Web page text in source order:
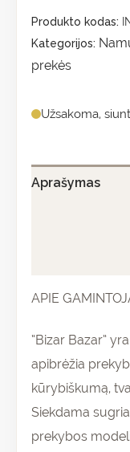
Produkto kodas:
Kategorijos:
prekės
Užsakoma,
Aprašymas
APIE
“Bizar Bazar”
apibrėžia
kūrybiškumą,
Siekdama
prekybos